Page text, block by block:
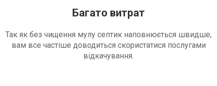
Багато витрат
Так як без чищення мулу септик наповнюється швидше,
вам все частіше доводиться скористатися послугами
відкачування.